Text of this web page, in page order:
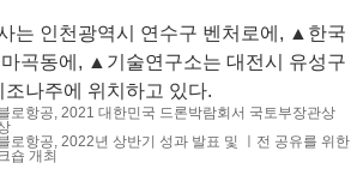
는 인천광역시 연수구 벤처로에, ▲한국
곡동에, ▲기술연구소는 대전시 유성구
나주에 위치하고 있다.
로항공, 2021 대한민국 드론박람회서 국토부장관상
로항공, 2022년 상반기 성과 발표 및 ㅣ전 공유를 위한
숍 개최